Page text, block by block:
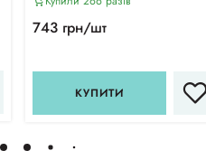
743 грн/шт
КУПИТИ